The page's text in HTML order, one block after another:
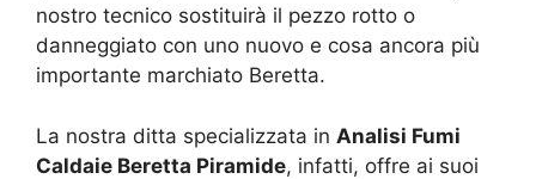
nostro tecnico sostituirà il pezzo rotto o
danneggiato con uno nuovo e cosa ancora più
importante marchiato Beretta.
La nostra ditta specializzata in Analisi Fumi
Caldaie Beretta Piramide, infatti, offre ai suoi